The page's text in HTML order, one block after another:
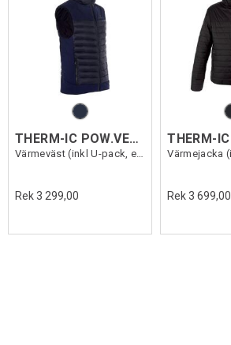
THERM-IC POW.VEST URBAN MEN
Värmeväst (inkl U-pack, exkl.Powerbank)
Rek 3 299,00 Rek 3 699,00